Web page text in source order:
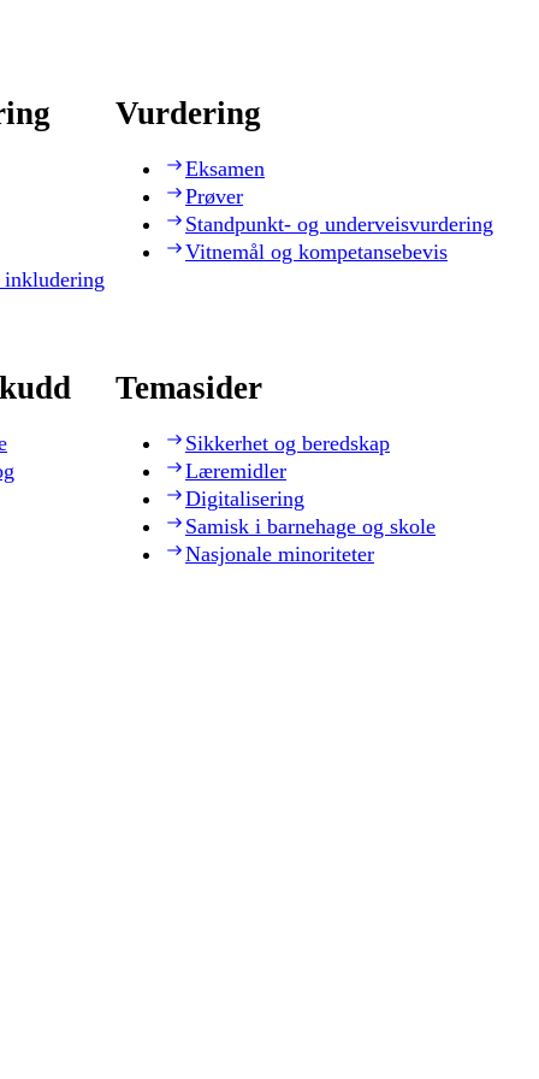
Vurdering
Eksamen
Prøver
Standpunkt- og underveisvurdering
Vitnemål og kompetansebevis
Temasider
Sikkerhet og beredskap
Læremidler
Digitalisering
Samisk i barnehage og skole
Nasjonale minoriteter